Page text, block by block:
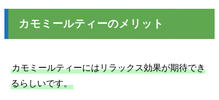
カモミールティーのメリット
カモミールティーにはリラックス効果が期待でき
るらしいです。